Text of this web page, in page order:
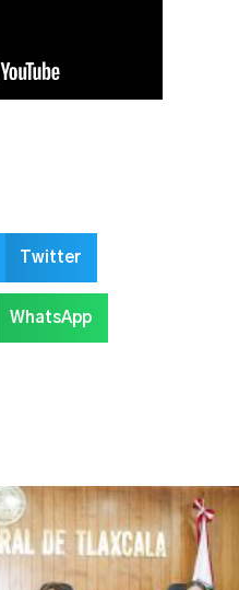
Twitter
WhatsApp